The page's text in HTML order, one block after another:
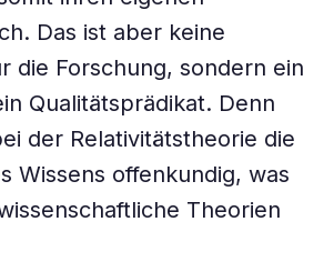
Das ist aber keine
die Forschung, sondern ein
Qualitätsprädikat. Denn
der Relativitätstheorie die
Wissens offenkundig, was
Theorien